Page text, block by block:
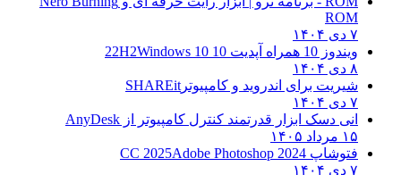
ROM
۷ دی ۱۴۰۴
ویندوز 10 همراه آپدیت 10 22H2
Windows 10
۸ دی ۱۴۰۴
شیریت برای اندروید و کامپیوتر SHAREit
۷ دی ۱۴۰۴
انی دسک ابزار قدرتمند کنترل کامپیوتر از AnyDesk
۱۵ مرداد ۱۴۰۵
فتوشاپ CC 2025 Adobe Photoshop 2024
۷ دی ۱۴۰۴